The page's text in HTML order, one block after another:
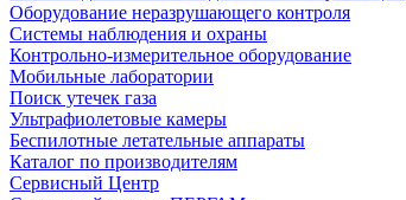
Оборудование неразрушающего контроля
Системы наблюдения и охраны
Контрольно-измерительное оборудование
Мобильные лаборатории
Поиск утечек газа
Ультрафиолетовые камеры
Беспилотные летательные аппараты
Каталог по производителям
Сервисный Центр